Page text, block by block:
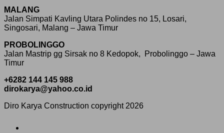
MALANG
Jalan Simpati Kavling Utara Polindes no 15, Losari,
Singosari, Malang – Jawa Timur
PROBOLINGGO
Jalan Mastrip gg Sirsak no 8 Kedopok, Probolinggo – Jawa
Timur
+6282 144 145 988
dirokarya@yahoo.co.id
Diro Karya Construction copyright 2026